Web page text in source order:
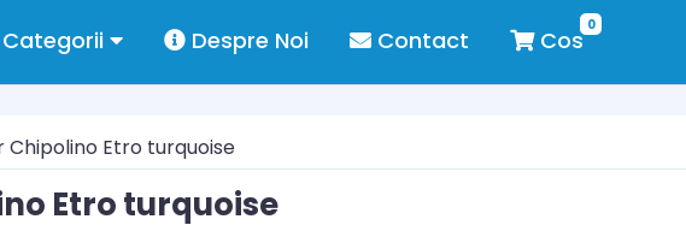
Categorii Despre Noi Contact
0
Cos
Chipolino Etro turquoise
Etro turquoise